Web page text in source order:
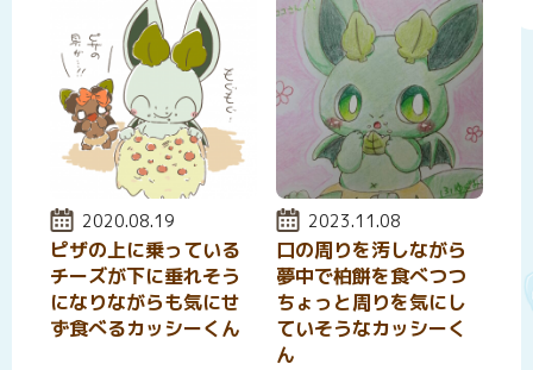
投稿日:
2020.08.19
ピザの上に乗っている
チーズが下に垂れそう
になりながらも気にせ
ず食べるカッシーくん
投稿日:
2023.11.08
口の周りを汚しながら
夢中で柏餅を食べつつ
ちょっと周りを気にし
ていそうなカッシーく
ん